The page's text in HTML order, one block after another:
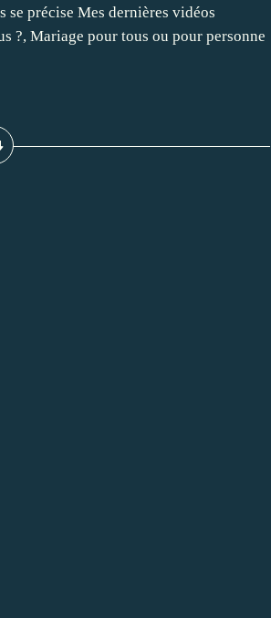
précise Mes dernières vidéos
?, Mariage pour tous ou pour personne